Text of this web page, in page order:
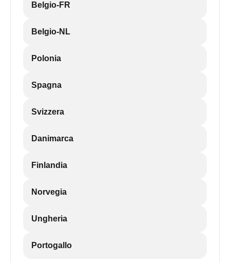
Belgio-FR
Belgio-NL
Polonia
Spagna
Svizzera
Danimarca
Finlandia
Norvegia
Ungheria
Portogallo